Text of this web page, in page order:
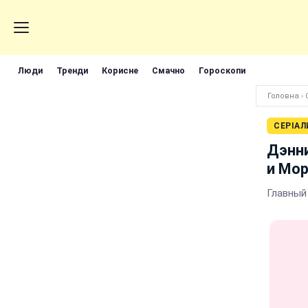
Люди Тренди Корисне Смачно Гороскопи
Головна ›
и